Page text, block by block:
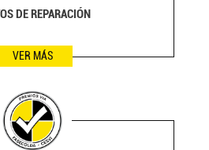
DE REPARACIÓN
VER MÁS